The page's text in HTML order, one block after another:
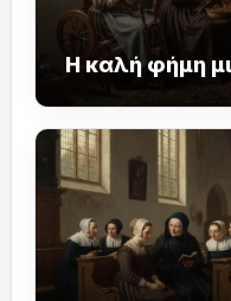
Η καλή φήμη